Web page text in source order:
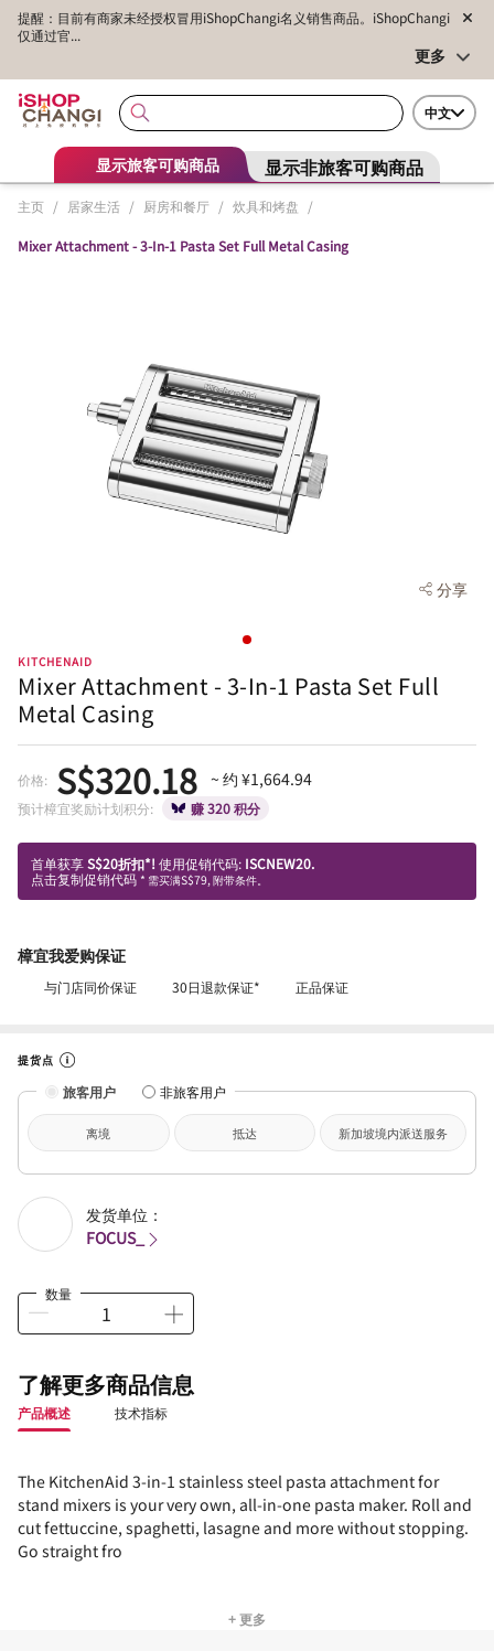
提醒：目前有商家未经授权冒用iShopChangi名义销售商品。iShopChangi
仅通过官...
更多
中文
显示旅客可购商品 显示非旅客可购商品
主页 / 居家生活 / 厨房和餐厅 / 炊具和烤盘 /
Mixer Attachment - 3-In-1 Pasta Set Full Metal Casing
分享
KITCHENAID
Mixer Attachment - 3-In-1 Pasta Set Full
Metal Casing
价格: S$320.18 ~ 约 ¥1,664.94
预计樟宜奖励计划积分: 赚 320 积分
首单获享S$20折扣*! 使用促销代码: ISCNEW20.
点击复制促销代码 * 需买满S$79, 附带条件。
樟宜我爱购保证
与门店同价保证 30日退款保证* 正品保证
提货点
旅客用户 非旅客用户
离境 抵达 新加坡境内派送服务
发货单位：
FOCUS_
数量
了解更多商品信息
产品概述 技术指标
The KitchenAid 3-in-1 stainless steel pasta attachment for
stand mixers is your very own, all-in-one pasta maker. Roll and
cut fettuccine, spaghetti, lasagne and more without stopping.
Go straight fro
+ 更多